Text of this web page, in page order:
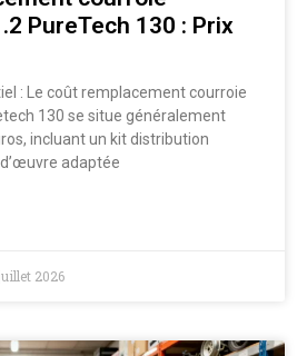
PureTech 130 : Prix
: Le coût remplacement courroie
130 se situe généralement
incluant un kit distribution
adaptée
2026